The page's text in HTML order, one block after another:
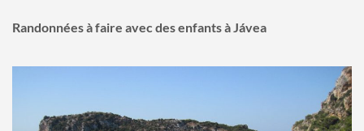
Randonnées à faire avec des enfants à Jávea